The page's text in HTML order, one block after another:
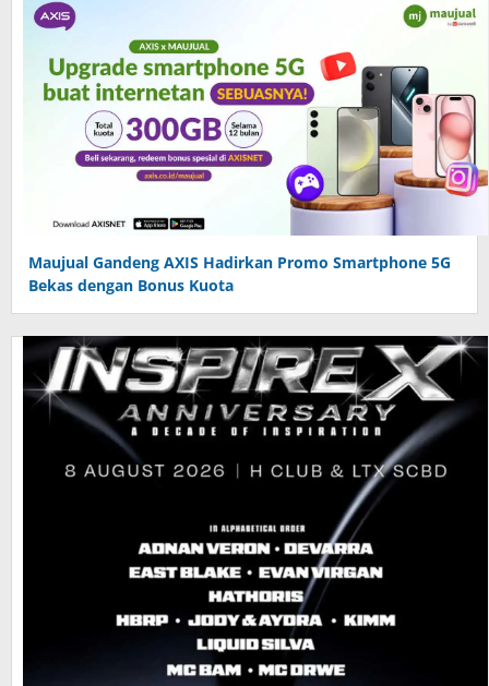
Maujual Gandeng AXIS Hadirkan Promo Smartphone 5G
Bekas dengan Bonus Kuota